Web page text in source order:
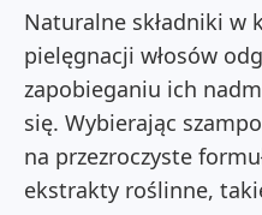
Naturalne składniki w
pielęgnacji włosów
zapobieganiu ich
się. Wybierając
na przezroczyste
ekstrakty roślinne,